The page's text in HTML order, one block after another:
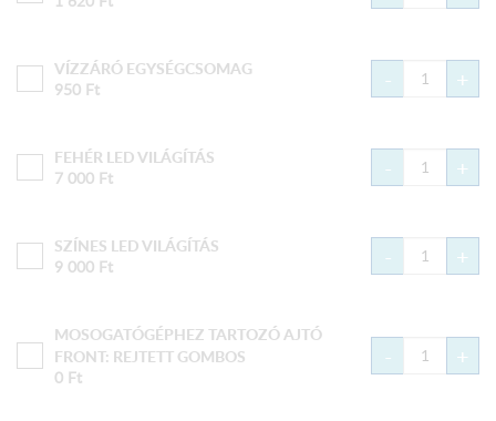
VÍZZÁRÓ EGYSÉGCSOMAG
950 Ft - +
FEHÉR LED VILÁGÍTÁS
7 000 Ft - +
SZÍNES LED VILÁGÍTÁS
9 000 Ft - +
MOSOGATÓGÉPHEZ TARTOZÓ AJTÓ
FRONT: REJTETT GOMBOS
0 Ft
- +